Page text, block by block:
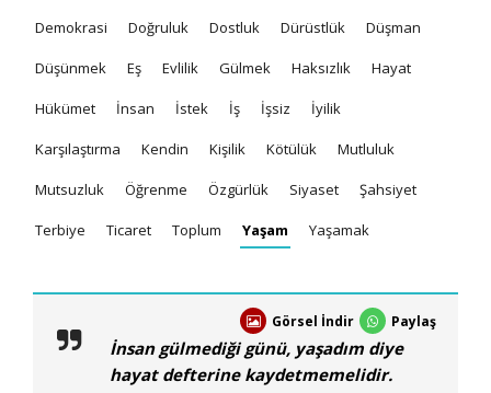
Demokrasi Doğruluk Dostluk Dürüstlük Düşman
Düşünmek Eş Evlilik Gülmek Haksızlık Hayat
Hükümet İnsan İstek İş İşsiz İyilik
Karşılaştırma Kendin Kişilik Kötülük Mutluluk
Mutsuzluk Öğrenme Özgürlük Siyaset Şahsiyet
Terbiye Ticaret Toplum Yaşam Yaşamak
Görsel İndir Paylaş
İnsan gülmediği günü, yaşadım diye
hayat defterine kaydetmemelidir.